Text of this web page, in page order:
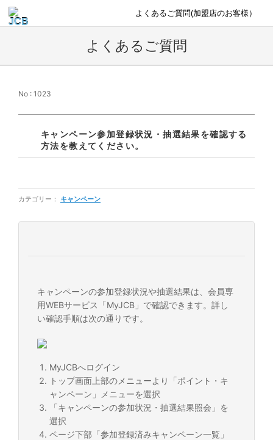
よくあるご質問(加盟店のお客様）
よくあるご質問
No : 1023
キャンペーン参加登録状況・抽選結果を確認する
方法を教えてください。
カテゴリー： キャンペーン
キャンペーンの参加登録状況や抽選結果は、会員専
用WEBサービス「MyJCB」で確認できます。詳し
い確認手順は次の通りです。
MyJCBへログイン
トップ画面上部のメニューより「ポイント・キ
ャンペーン」メニューを選択
「キャンペーンの参加状況・抽選結果照会」を
選択
ページ下部「参加登録済みキャンペーン一覧」